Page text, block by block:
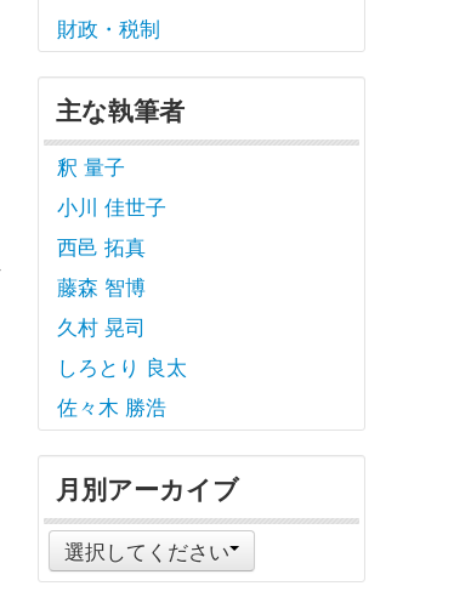
財政・税制
主な執筆者
釈 量子
小川 佳世子
西邑 拓真
藤森 智博
久村 晃司
しろとり 良太
佐々木 勝浩
月別アーカイブ
選択してください